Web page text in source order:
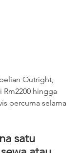
Outright,
Rm2200 hingga
percuma selama
satu